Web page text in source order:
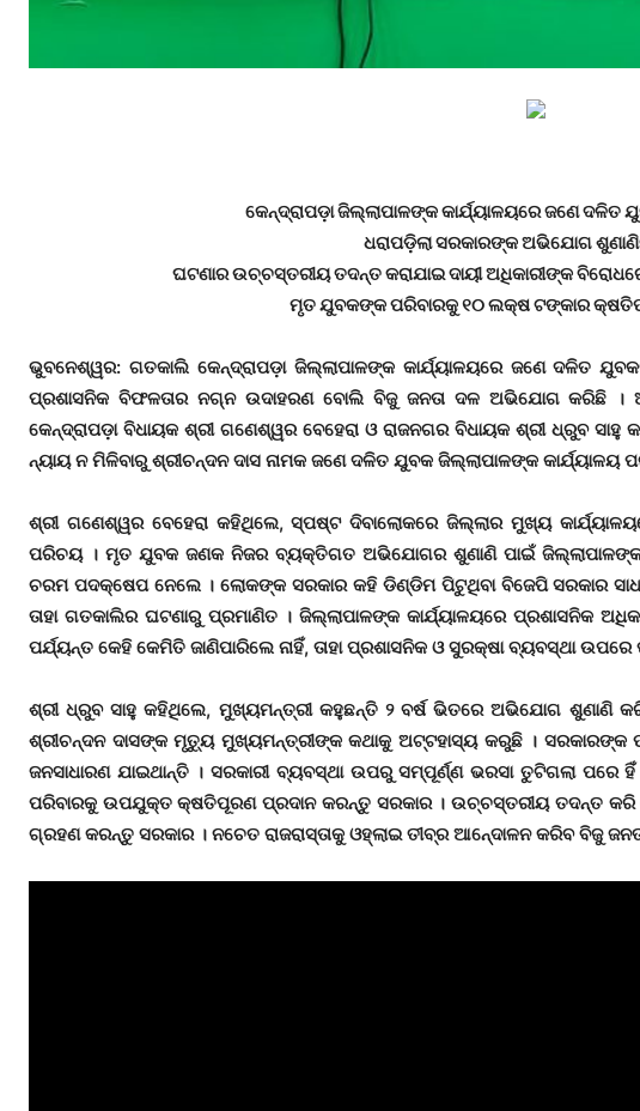
କେନ୍ଦ୍ରାପଡ଼ା ଜିଲ୍ଲାପାଳଙ୍କ କାର୍ଯ୍ୟାଳୟରେ ଜଣେ
ଧରାପଡ଼ିଲା ସରକାରଙ୍କ ଅଭିଯୋଗ
ଘଟଣାର ଉଚ୍ଚସ୍ତରୀୟ ତଦନ୍ତ କରାଯାଇ ଦାୟୀ ଅଧିକାରୀଙ୍କ
ମୃତ ଯୁବକଙ୍କ ପରିବାରକୁ ୧୦ ଲକ୍ଷ ଟଙ୍କାର
ଭୁବନେଶ୍ୱର: ଗତକାଲି କେନ୍ଦ୍ରାପଡ଼ା ଜିଲ୍ଲାପାଳଙ୍କ କାର୍ଯ୍ୟାଳୟରେ ଜଣେ ଦଳିତ
ପ୍ରଶାସନିକ ବିଫଳତାର ନଗ୍ନ ଉଦାହରଣ ବୋଲି ବିଜୁ ଜନତା ଦଳ ଅଭିଯୋଗ କରିଛି ।
କେନ୍ଦ୍ରାପଡ଼ା ବିଧାୟକ ଶ୍ରୀ ଗଣେଶ୍ୱର ବେହେରା ଓ ରାଜନଗର ବିଧାୟକ ଶ୍ରୀ ଧ୍ରୁବ ସାହୁ
ନ୍ୟାୟ ନ ମିଳିବାରୁ ଶ୍ରୀଚନ୍ଦନ ଦାସ ନାମକ ଜଣେ ଦଳିତ ଯୁବକ ଜିଲ୍ଲାପାଳଙ୍କ କାର୍ଯ୍ୟାଳୟ
ଶ୍ରୀ ଗଣେଶ୍ୱର ବେହେରା କହିଥିଲେ, ସ୍ପଷ୍ଟ ଦିବାଲୋକରେ ଜିଲ୍ଲାର ମୁଖ୍ୟ
ପରିଚୟ । ମୃତ ଯୁବକ ଜଣକ ନିଜର ବ୍ୟକ୍ତିଗତ ଅଭିଯୋଗର ଶୁଣାଣି ପାଇଁ ଜିଲ୍ଲାପାଳଙ୍କ
ଚରମ ପଦକ୍ଷେପ ନେଲେ । ଲୋକଙ୍କ ସରକାର କହି ଡିଣ୍ଡିମ ପିଟୁଥିବା ବିଜେପି ସରକାର
ତାହା ଗତକାଲିର ଘଟଣାରୁ ପ୍ରମାଣିତ । ଜିଲ୍ଲାପାଳଙ୍କ କାର୍ଯ୍ୟାଳୟରେ ପ୍ରଶାସନିକ
ପର୍ଯ୍ୟନ୍ତ କେହି କେମିତି ଜାଣିପାରିଲେ ନାହିଁ, ତାହା ପ୍ରଶାସନିକ ଓ ସୁରକ୍ଷା ବ୍ୟବସ୍ଥା
ଶ୍ରୀ ଧ୍ରୁବ ସାହୁ କହିଥିଲେ, ମୁଖ୍ୟମନ୍ତ୍ରୀ କହୁଛନ୍ତି ୨ ବର୍ଷ ଭିତରେ ଅଭିଯୋଗ ଶୁଣାଣି
ଶ୍ରୀଚନ୍ଦନ ଦାସଙ୍କ ମୃତୁ୍ୟ ମୁଖ୍ୟମନ୍ତ୍ରୀଙ୍କ କଥାକୁ ଅଟ୍ଟହାସ୍ୟ କରୁଛି । ସରକାରଙ୍କ
ଜନସାଧାରଣ ଯାଇଥାନ୍ତି । ସରକାରୀ ବ୍ୟବସ୍ଥା ଉପରୁ ସମ୍ପୂର୍ଣ୍ଣ ଭରସା ତୁଟିଗଲା
ପରିବାରକୁ ଉପଯୁକ୍ତ କ୍ଷତିପୂରଣ ପ୍ରଦାନ କରନ୍ତୁ ସରକାର । ଉଚ୍ଚସ୍ତରୀୟ ତଦନ୍ତ କରି
ଗ୍ରହଣ କରନ୍ତୁ ସରକାର । ନଚେତ ରାଜରାସ୍ତାକୁ ଓହ୍ଲାଇ ତୀବ୍ର ଆନେ୍ଦାଳନ କରିବ ବିଜୁ